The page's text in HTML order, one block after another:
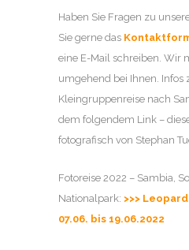
Haben Sie Fragen zu
Sie gerne das
eine E-Mail schreiben. Wir
umgehend bei Ihnen. Infos
Kleingruppenreise nach
dem folgendem Link –
fotografisch von Stephan
Fotoreise 2022 – Sambia,
Nationalpark: >>>
07.06. bis 19.06.2022